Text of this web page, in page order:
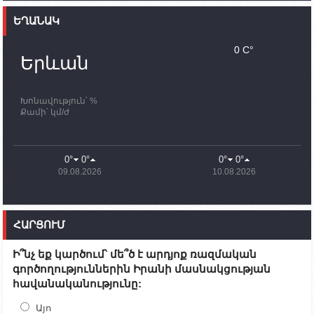
պատասխանատուներ կմնան ԼՂ-ում՝ մինչև
որոնողափրկարարական աշխատանքների
11:03
ՄԱԿ-ի առաքելությունը շատ, շատ, շատ օգտակար
Ադրբեջանի փոխվարչապետն այսօր կմեկնի
Ստեփանակերտ
10:07 02.10.2023
09:38 02.10.2023
Խումբն Արցախում կմնա` մինչև զոհվածների
աճյունների ու անհետ կորածների
ԵՂԱՆԱԿ
Երևան
Խոնավություն՝ %
Քամի՝ կմ/ժ
0 C°
0° 0°
09.08.2026
0° 0°
10.08.2026
ՀԱՐՑՈՒՄ
Ի՞նչ եք կարծում՝ մե՞ծ է արդյոք ռազմական
գործողություններին Իրանի մասնակցության
հավանականությունը:
Այո